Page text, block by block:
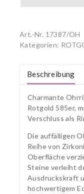
Art.-Nr. 17387/OH
Kategorien:
Beschreibung
Charmante
Rotgold 585er,
Verschluss als
Die auffälligen
Reihe von
Oberfläche
Steine verleiht
Ausdruckskraft
hochwertigem